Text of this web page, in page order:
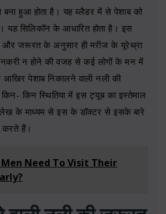
हुआ होता है। यह ब्लैडर में से पेशाब को
यह सिलिकॉन के आधारित होता है। इस
और जरूरत के अनुसार ही मरीज के यूरेथ्रा
न होने की वजह से कई लोगों के मन में
पेशाब निकालने वाली नली की
किन स्थितिया में इस ट्यूब का इस्तेमाल
लेख के माध्यम से इस के डॉक्टर से इसके बारे
करते हैं।
Men Need To Visit Their